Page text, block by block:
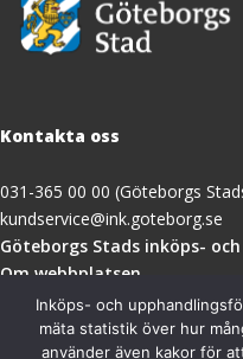
Kontakta oss
031-365 00 00 (Göteborgs
kundservice@ink.goteborg.se
Göteborgs Stads inköps-
Om webbplatsen
Tillgänglighetsredogörelse
Inköps- och
mäta statistik över hur
använder även kakor för